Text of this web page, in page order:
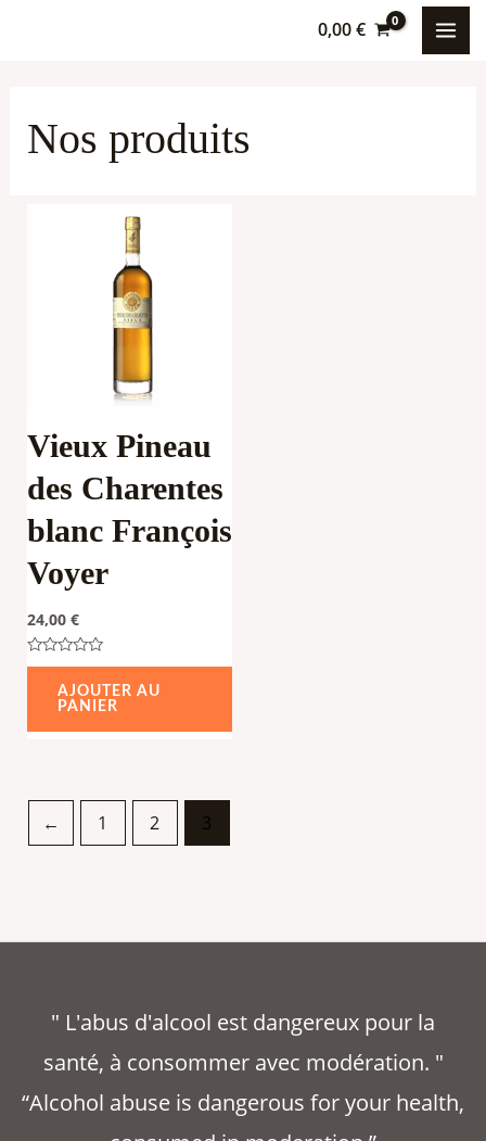
0,00€
Nos produits
Vieux Pineau
des Charentes
blanc François
Voyer
24,00 €
Note
AJOUTER AU
PANIER
← 1 2 3
" L'abus d'alcool est dangereux pour la
santé, à consommer avec modération. "
“Alcohol abuse is dangerous for your health,